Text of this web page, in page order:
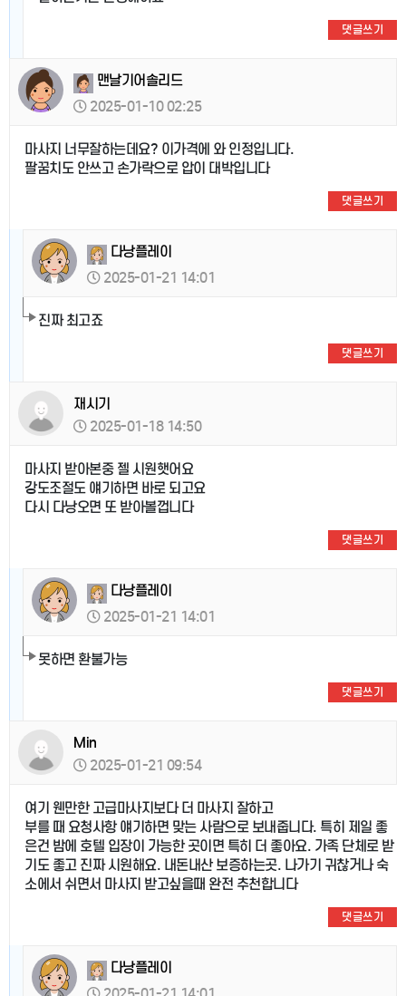
댓글쓰기
맨날기어솔리드
2025-01-10 02:25
마사지 너무잘하는데요? 이가격에 와 인정입니다.
팔꿈치도 안쓰고 손가락으로 압이 대박입니다
댓글쓰기
다낭플레이
2025-01-21 14:01
진짜 최고죠
댓글쓰기
재시기
2025-01-18 14:50
마사지 받아본중 젤 시원햇어요
강도조절도 얘기하면 바로 되고요
다시 다낭오면 또 받아볼껍니다
댓글쓰기
다낭플레이
2025-01-21 14:01
못하면 환불가능
댓글쓰기
Min
2025-01-21 09:54
여기 웬만한 고급마사지보다 더 마사지 잘하고
부를 때 요청사항 얘기하면 맞는 사람으로 보내줍니다. 특히 제일 좋
은건 밤에 호텔 입장이 가능한 곳이면 특히 더 좋아요. 가족 단체로 받
기도 좋고 진짜 시원해요. 내돈내산 보증하는곳. 나가기 귀찮거나 숙
소에서 쉬면서 마사지 받고싶을때 완전 추천합니다
댓글쓰기
다낭플레이